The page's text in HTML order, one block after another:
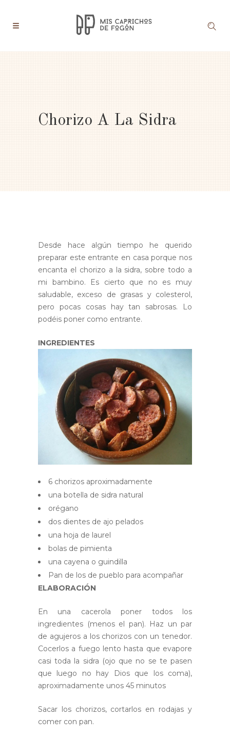
Chorizo A La Sidra
Desde hace algún tiempo he querido
preparar este entrante en casa porque nos
encanta el chorizo a la sidra, sobre todo a
mi bambino. Es cierto que no es muy
saludable, exceso de grasas y colesterol,
pero pocas cosas hay tan sabrosas. Lo
podéis poner como entrante.
INGREDIENTES
6 chorizos aproximadamente
una botella de sidra natural
orégano
dos dientes de ajo pelados
una hoja de laurel
bolas de pimienta
una cayena o guindilla
Pan de los de pueblo para acompañar
ELABORACIÓN
En una cacerola poner todos los
ingredientes (menos el pan). Haz un par
de agujeros a los chorizos con un tenedor.
Cocerlos a fuego lento hasta que evapore
casi toda la sidra (ojo que no se te pasen
que luego no hay Dios que los coma),
aproximadamente unos 45 minutos
Sacar los chorizos, cortarlos en rodajas y
comer con pan.